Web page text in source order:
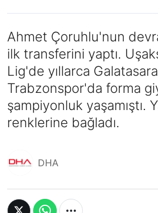
Ahmet Çoruhlu'nun
ilk transferini yaptı.
Lig'de yıllarca
Trabzonspor'da forma
şampiyonluk yaşamıştı.
renklerine bağladı.
DHA